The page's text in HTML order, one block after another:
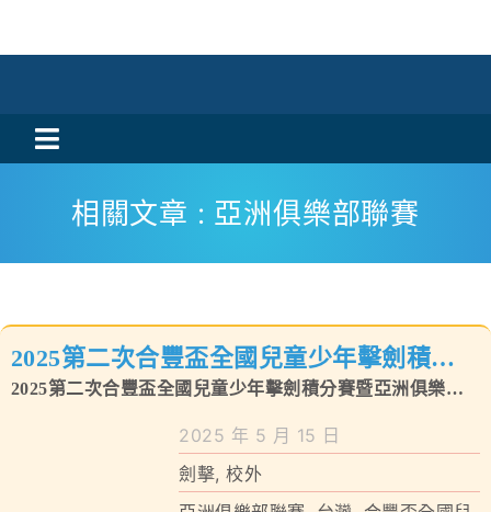
Toggle
Navigation
活動消息
校風及學生支援
相關文章 : 亞洲俱樂部聯賽
2025第二次合豐盃全國兒童少年擊劍積分
賽暨亞洲俱樂部聯賽（台灣-台中站）
2025第二次合豐盃全國兒童少年擊劍積分賽暨亞洲俱樂部
2025 年 5 月 15 日
劍擊,校外